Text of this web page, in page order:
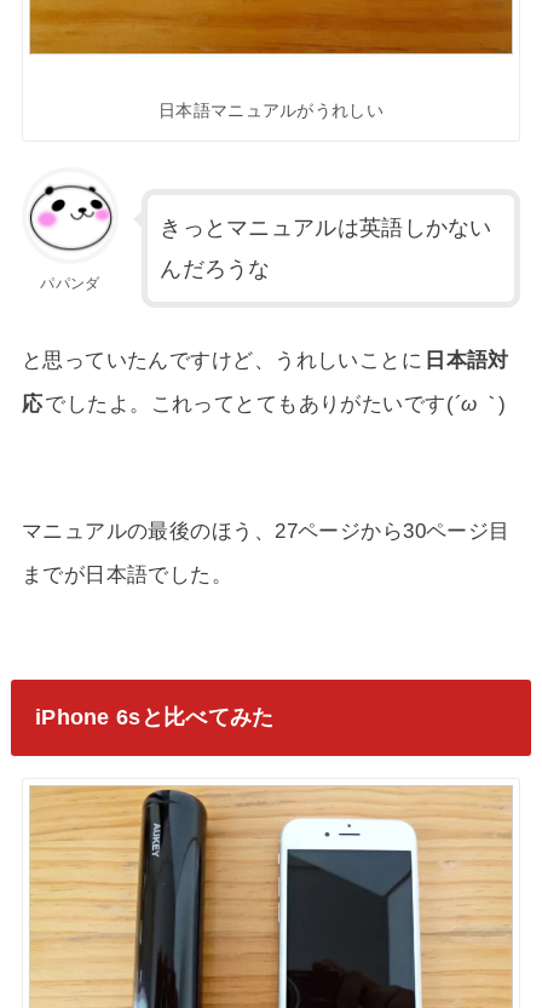
日本語マニュアルがうれしい
パパンダ
きっとマニュアルは英語しかない
んだろうな
と思っていたんですけど、うれしいことに 日本語対
応でしたよ。これってとてもありがたいです(´ω｀)
マニュアルの最後のほう、27ページから30ページ目
までが日本語でした。
iPhone 6sと比べてみた